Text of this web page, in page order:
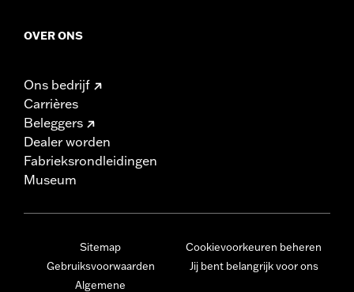
OVER ONS
Ons bedrijf
Carrières
Beleggers
Dealer worden
Fabrieksrondleidingen
Museum
Sitemap
Gebruiksvoorwaarden
Algemene
Cookievoorkeuren beheren
Jij bent belangrijk voor ons